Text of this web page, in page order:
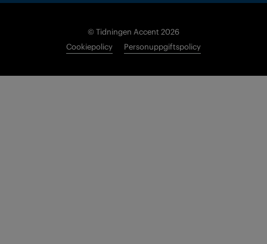
© Tidningen Accent 2026
Cookiepolicy
Personuppgiftspolicy